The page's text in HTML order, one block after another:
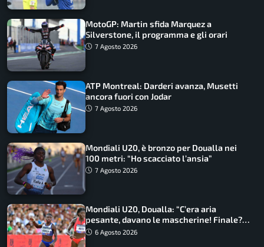
MotoGP: Martin sfida Marquez a
Silverstone, il programma e gli orari
7 Agosto 2026
ATP Montreal: Darderi avanza, Musetti
ancora fuori con Jodar
7 Agosto 2026
Mondiali U20, è bronzo per Doualla nei
100 metri: “Ho scacciato l’ansia”
7 Agosto 2026
Mondiali U20, Doualla: “C’era aria
pesante, davano le mascherine! Finale?
Non ho nulla da perdere”
6 Agosto 2026